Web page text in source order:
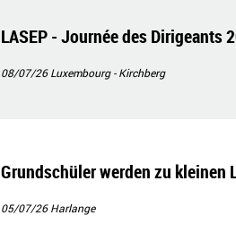
LASEP - Journée des Dirigeants
08/07/26Luxembourg - Kirchberg
Grundschüler werden zu kleinen
05/07/26Harlange